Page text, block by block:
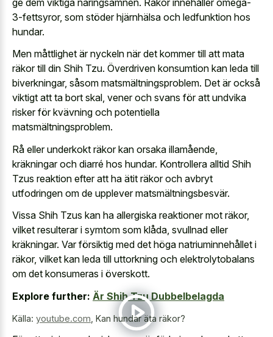
3-fettsyror, som stöder hjärnhälsa och ledfunktion hos
hundar.
Men måttlighet är nyckeln när det kommer till att mata
räkor till din Shih Tzu. Överdriven konsumtion kan leda till
biverkningar, såsom matsmältningsproblem. Det är också
viktigt att ta bort skal, vener och svans för att undvika
risker för kvävning och potentiella
matsmältningsproblem.
Rå eller underkokt räkor kan orsaka illamående,
kräkningar och diarré hos hundar. Kontrollera alltid Shih
Tzus reaktion efter att ha ätit räkor och avbryt
utfodringen om de upplever matsmältningsbesvär.
Vissa Shih Tzus kan ha allergiska reaktioner mot räkor,
vilket resulterar i symtom som klåda, svullnad eller
kräkningar. Var försiktig med det höga natriuminnehållet i
räkor, vilket kan leda till uttorkning och elektrolytobalans
om det konsumeras i överskott.
Explore further: Är Shih Tzu Dubbelbelagda
Källa: youtube.com Kan hundar äta räkor?